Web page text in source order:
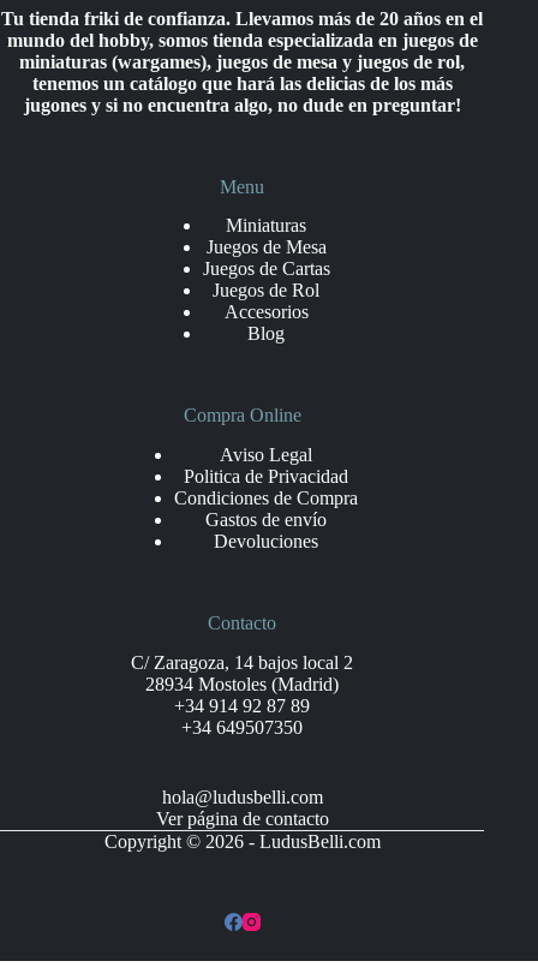
Tu tienda friki de confianza. Llevamos más de 20 años en el
mundo del hobby, somos tienda especializada en juegos de
miniaturas (wargames), juegos de mesa y juegos de rol,
tenemos un catálogo que hará las delicias de los más
jugones y si no encuentra algo, no dude en preguntar!
Menu
Miniaturas
Juegos de Mesa
Juegos de Cartas
Juegos de Rol
Accesorios
Blog
Compra Online
Aviso Legal
Politica de Privacidad
Condiciones de Compra
Gastos de envío
Devoluciones
Contacto
C/ Zaragoza, 14 bajos local 2
28934 Mostoles (Madrid)
+34 914 92 87 89
+34 649507350
hola@ludusbelli.com
Ver página de contacto
Copyright © 2026 - LudusBelli.com